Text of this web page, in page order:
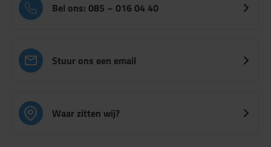
Bel ons: 085 – 016 04 40
Stuur ons een email
Waar zitten wij?